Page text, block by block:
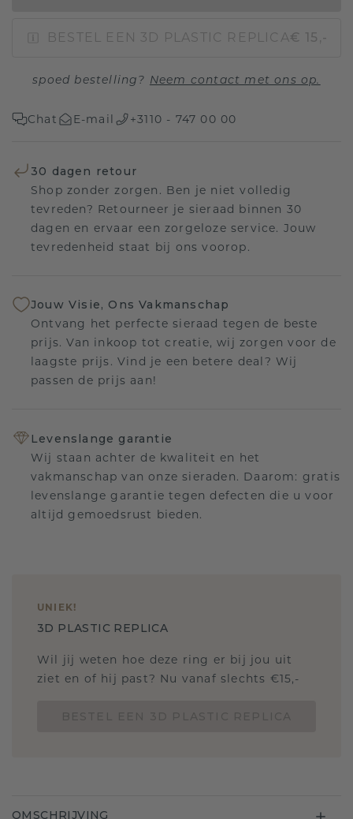
BESTEL EEN 3D PLASTIC REPLICA€ 15,-
spoed bestelling? Neem contact met ons op.
Chat E-mail +3110 - 747 00 00
30 dagen retour
Shop zonder zorgen. Ben je niet volledig
tevreden? Retourneer je sieraad binnen 30
dagen en ervaar een zorgeloze service. Jouw
tevredenheid staat bij ons voorop.
Jouw Visie, Ons Vakmanschap
Ontvang het perfecte sieraad tegen de beste
prijs. Van inkoop tot creatie, wij zorgen voor de
laagste prijs. Vind je een betere deal? Wij
passen de prijs aan!
Levenslange garantie
Wij staan achter de kwaliteit en het
vakmanschap van onze sieraden. Daarom: gratis
levenslange garantie tegen defecten die u voor
altijd gemoedsrust bieden.
UNIEK!
3D PLASTIC REPLICA
Wil jij weten hoe deze ring er bij jou uit
ziet en of hij past? Nu vanaf slechts €15,-
OMSCHRIJVING